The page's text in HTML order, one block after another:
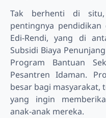
Tak berhenti di situ,
pentingnya
Edi-Rendi, yang di
Subsidi Biaya
Program Bantuan
Pesantren Idaman.
besar bagi masyarakat,
yang ingin
anak-anak mereka.